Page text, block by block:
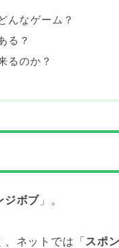
んなゲーム？
る？
るのか？
ジボブ 」。
、ネットでは「 スポ